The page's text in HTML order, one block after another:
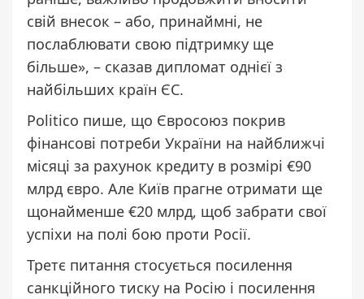
свій внесок – або, принаймні, не
послаблювати свою підтримку ще
більше», – сказав дипломат однієї з
найбільших країн ЄС.
Politico пише, що Євросоюз покрив
фінансові потреби України на найближчі
місяці за рахунок кредиту в розмірі €90
млрд євро. Але Київ прагне отримати ще
щонайменше €20 млрд, щоб забрати свої
успіхи на полі бою проти Росії.
Третє питання стосується посилення
санкційного тиску на Росію і посилення